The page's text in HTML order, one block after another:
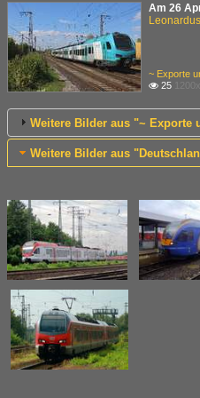
Am 26
~ Exporte
 25
Weitere Bilder aus "~ Exporte
Weitere Bilder aus